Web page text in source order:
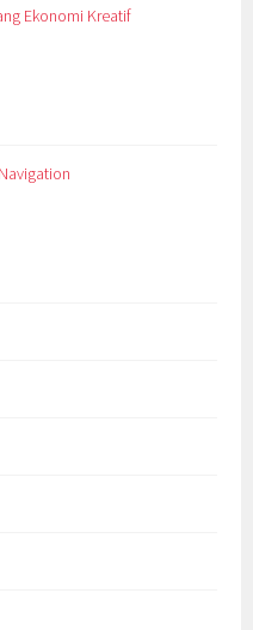
Ekonomi Kreatif
Navigation